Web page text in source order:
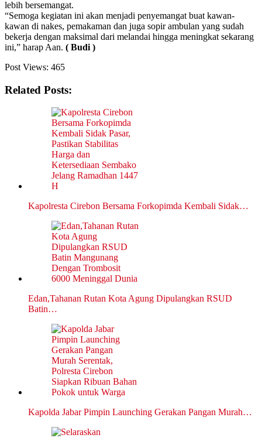
lebih bersemangat.
“Semoga kegiatan ini akan menjadi penyemangat buat kawan-
kawan di nakes, pemakaman dan juga sopir ambulan yang sudah
bekerja dengan maksimal dari melandai hingga meningkat sekarang
ini,” harap Aan. ( Budi )
Post Views: 465
Related Posts:
Kapolresta Cirebon Bersama Forkopimda Kembali Sidak…
Edan,Tahanan Rutan Kota Agung Dipulangkan RSUD
Batin…
Kapolda Jabar Pimpin Launching Gerakan Pangan Murah…